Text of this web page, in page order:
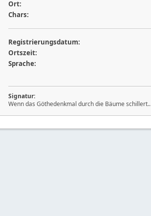
Ort:
Chars:
Registrierungsdatum:
Ortszeit:
Sprache:
Signatur:
Wenn das Göthedenkmal durch die Bäume schillert..